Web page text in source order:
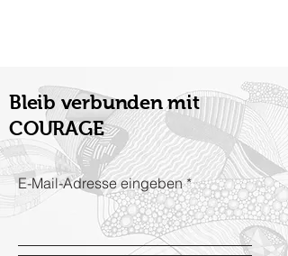
Bleib verbunden mit
COURAGE
E-Mail-Adresse eingeben